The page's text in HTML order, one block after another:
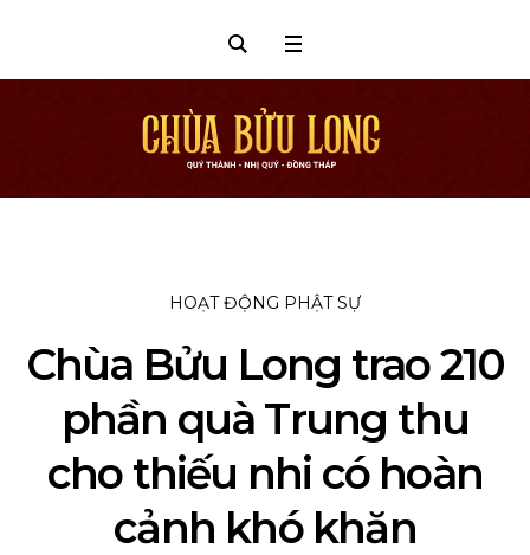
HOẠT ĐỘNG PHẬT SỰ
Chùa Bửu Long trao 210
phần quà Trung thu
cho thiếu nhi có hoàn
cảnh khó khăn